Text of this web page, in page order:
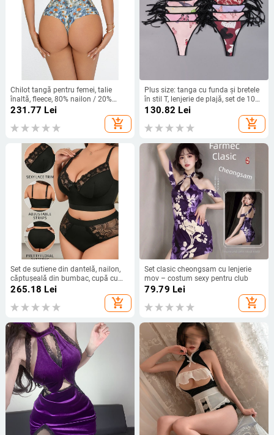
Chilot tangă pentru femei, talie
înaltă, fleece, 80% nailon / 20%
elastan, căptușeală intimă 80%
nailon / 20% elastan, culoare uni
231.77 Lei
add_shopping_cart
Plus size: tanga cu funda și bretele
în stil T, lenjerie de plajă, set de 10
cu imprimeuri aleatoare
130.82 Lei
add_shopping_cart
Set de sutiene din dantelă, nailon,
căptușeală din bumbac, cupă cu
urechi de iepure, adunare
265.18 Lei
add_shopping_cart
Set clasic cheongsam cu lenjerie
mov – costum sexy pentru club
79.79 Lei
add_shopping_cart